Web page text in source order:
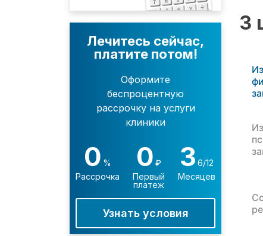
Лечитесь сейчас,
платите потом!
Оформите
беспроцентную
рассрочку на услуги
клиники
0 %
Рассрочка
0 ₽
Первый
платеж
3 6/12
Месяцев
Узнать условия
3